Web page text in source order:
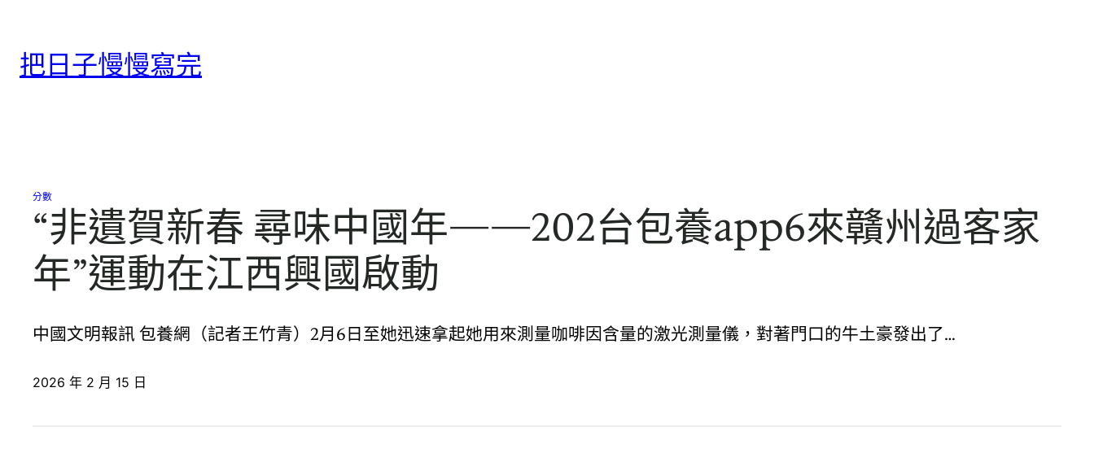
把日子慢慢寫完
分數
“非遺賀新春 尋味中國年——202台包養app6來贛州過客家
年”運動在江西興國啟動
中國文明報訊 包養網（記者王竹青）2月6日至她迅速拿起她用來測量咖啡因含量的激光測量儀，對著門口的牛土豪發出了…
2026 年 2 月 15 日